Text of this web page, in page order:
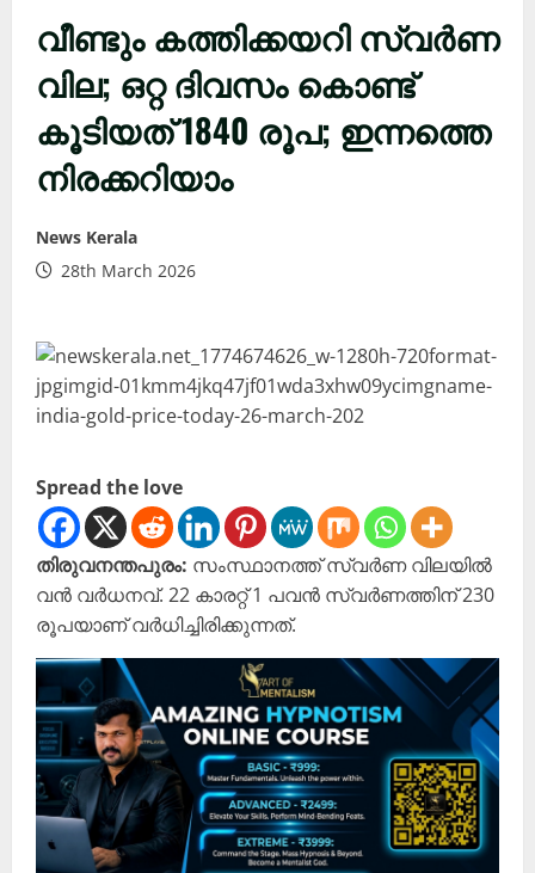
വീണ്ടും കത്തിക്കയറി സ്വർണ
വില; ഒറ്റ ദിവസം കൊണ്ട്
കൂടിയത് 1840 രൂപ; ഇന്നത്തെ
നിരക്കറിയാം
News Kerala
28th March 2026
Spread the love
തിരുവനന്തപുരം: സംസ്ഥാനത്ത് സ്വർണ വിലയിൽ
വൻ വർധനവ്. 22 കാരറ്റ് 1 പവൻ സ്വർണത്തിന് 230
രൂപയാണ് വർധിച്ചിരിക്കുന്നത്.